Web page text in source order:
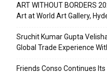
ART WITHOUT BORDERS
Art at World Art Gallery,
Sruchit Kumar Gupta
Global Trade Experience
Friends Conso Continues